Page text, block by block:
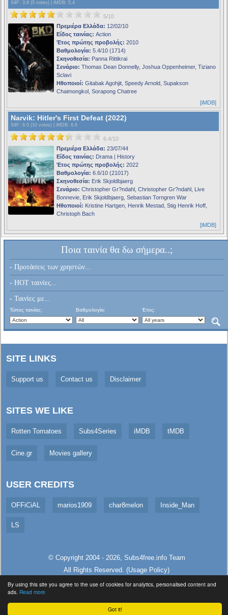
Got it!
By using this site you agree to the use of cookies for analytics, personalised content and
ads. Read more
S4F : 3.8 (5 votes) | iMDB: 5.4
5/10
Πρεμιέρα Ελλάδα: 12/02/10
Είδος ταινίας: Action
Έτος πρώτης προβολής: 2010
Βαθμολογία: 5.4/10 (1714)
Σκηνοθεσία: Panna Rittikrai
Σενάριο: Thomas Dean Donnelly, Joshua Oppenheimer, Tiziano
Sclavi
Ηθοποιοί: Gitabak Agohjit, Speedy Arnold, Supakson
Chaimongkol, Sorapong Chatree
[iMDB]
Narvik: Hitler's First Defeat (2022)
S4F : 6.0 (10 votes) | iMDB: 6.6
6.4/10
Πρεμιέρα Ελλάδα: 23/07/44
Είδος ταινίας: Drama | History
Έτος πρώτης προβολής: 2022
Βαθμολογία: 6.6/10 (21017)
Σκηνοθεσία: Erik Skjoldbjaerg
Σενάριο: Christopher Gr?ndahl, Christopher Gr?ndahl, Live
Bonnevie, Erik Skjoldbjaerg, Sebastian Torngren War
Ηθοποιοί: Kristine Hartgen, Henrik Mestad, Stig Henrik Hoff,
Christoph Bach
[iMDB]
Ποια ταινία θα δω σήμερα..;
- Προτάσεις των χρηστών...
- HOT ταινίες...
- Ταινίες με...
Τύπος ταινίας: Βαθμολογία: Έτος:
SITE LINKS
Support us Contact us Disclaimer
SITES WE LIKE
Rotten Tomatoes Subs4Series iMDB tMDB
Cine.gr Movies gallery
USER CREDITS
OFFiCiAL marios1909 char8melon Inside_Man
LS
© Copyright 2004 - 2026, Subs4free.infoTeam
All Rights Reserved. (Usage Policy)
Served in 374.28ms (live)